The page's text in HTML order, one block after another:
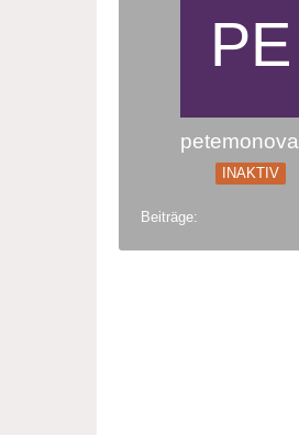
petemonova
INAKTIV
Beiträge